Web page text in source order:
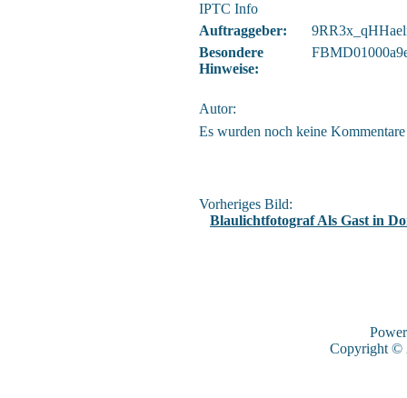
IPTC Info
Auftraggeber:
Besondere
Hinweise:
Autor:
Es wurden noch keine Kommentare
Vorheriges Bild:
Blaulichtfotograf Als Gast in
Copyright ©